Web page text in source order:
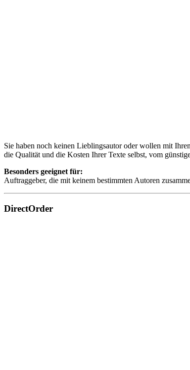
Sie haben noch keinen Lieblingsautor oder wollen mit
die Qualität und die Kosten Ihrer Texte selbst, vom
Besonders geeignet für:
Auftraggeber, die mit keinem bestimmten Autoren
DirectOrder